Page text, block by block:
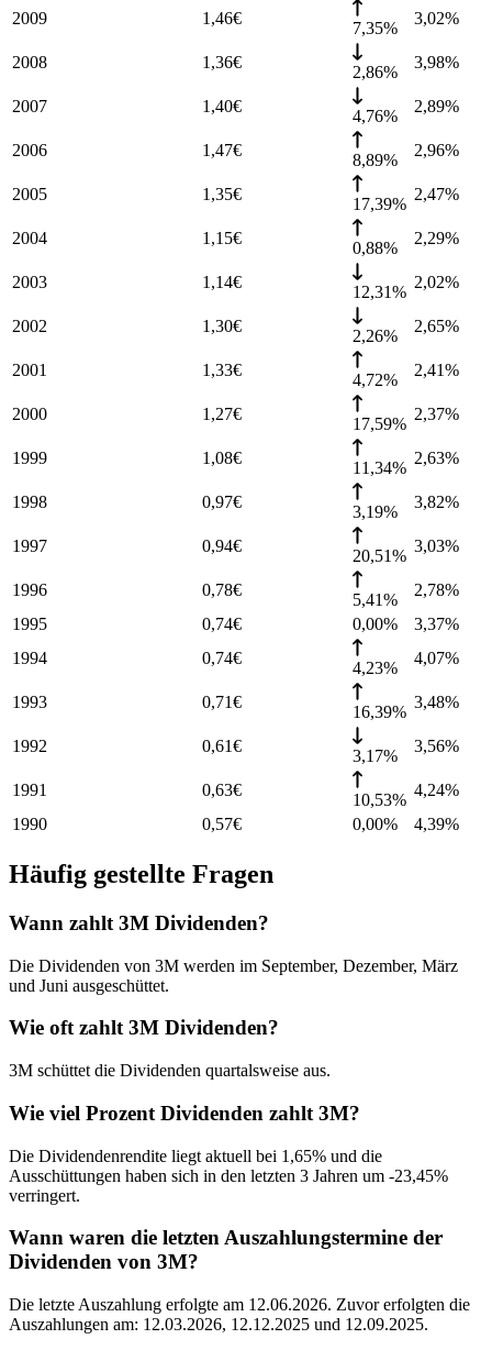
2009 1,46€
7,35%
3,02%
2008 1,36€
2,86%
3,98%
2007 1,40€
4,76%
2,89%
2006 1,47€
8,89%
2,96%
2005 1,35€
17,39%
2,47%
2004 1,15€
0,88%
2,29%
2003 1,14€
12,31%
2,02%
2002 1,30€
2,26%
2,65%
2001 1,33€
4,72%
2,41%
2000 1,27€
17,59%
2,37%
1999 1,08€
11,34%
2,63%
1998 0,97€
3,19%
3,82%
1997 0,94€
20,51%
3,03%
1996 0,78€
5,41%
2,78%
1995
0,74€ 0,00% 3,37%
1994
0,74€
4,23%
4,07%
1993 0,71€
16,39%
3,48%
1992 0,61€
3,17%
3,56%
1991 0,63€
10,53%
4,24%
1990
0,57€ 0,00% 4,39%
Häufig gestellte Fragen
Wann zahlt 3M Dividenden?
Die Dividenden von 3M werden im September, Dezember, März
und Juni ausgeschüttet.
Wie oft zahlt 3M Dividenden?
3M schüttet die Dividenden quartalsweise aus.
Wie viel Prozent Dividenden zahlt 3M?
Die Dividendenrendite liegt aktuell bei 1,65% und die
Ausschüttungen haben sich in den letzten 3 Jahren um -23,45%
verringert.
Wann waren die letzten Auszahlungstermine der
Dividenden von 3M?
Die letzte Auszahlung erfolgte am 12.06.2026. Zuvor erfolgten die
Auszahlungen am: 12.03.2026, 12.12.2025 und 12.09.2025.